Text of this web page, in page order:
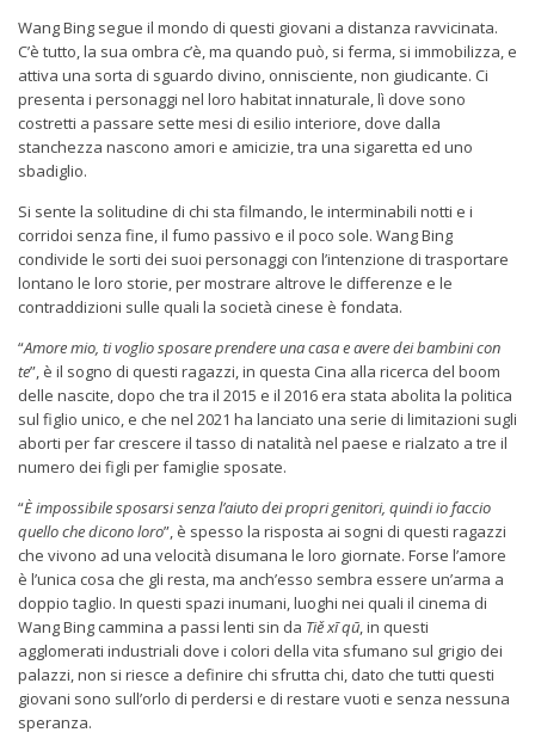
Wang Bing segue il mondo di questi giovani a distanza ravvicinata.
C’è tutto, la sua ombra c’è, ma quando può, si ferma, si immobilizza, e
attiva una sorta di sguardo divino, onnisciente, non giudicante. Ci
presenta i personaggi nel loro habitat innaturale, lì dove sono
costretti a passare sette mesi di esilio interiore, dove dalla
stanchezza nascono amori e amicizie, tra una sigaretta ed uno
sbadiglio.
Si sente la solitudine di chi sta filmando, le interminabili notti e i
corridoi senza fine, il fumo passivo e il poco sole. Wang Bing
condivide le sorti dei suoi personaggi con l’intenzione di trasportare
lontano le loro storie, per mostrare altrove le differenze e le
contraddizioni sulle quali la società cinese è fondata.
“Amore mio, ti voglio sposare prendere una casa e avere dei bambini con
te”, è il sogno di questi ragazzi, in questa Cina alla ricerca del boom
delle nascite, dopo che tra il 2015 e il 2016 era stata abolita la politica
sul figlio unico, e che nel 2021 ha lanciato una serie di limitazioni sugli
aborti per far crescere il tasso di natalità nel paese e rialzato a tre il
numero dei figli per famiglie sposate.
“È impossibile sposarsi senza l’aiuto dei propri genitori, quindi io faccio
quello che dicono loro”, è spesso la risposta ai sogni di questi ragazzi
che vivono ad una velocità disumana le loro giornate. Forse l’amore
è l’unica cosa che gli resta, ma anch’esso sembra essere un’arma a
doppio taglio. In questi spazi inumani, luoghi nei quali il cinema di
Wang Bing cammina a passi lenti sin da Tiě xī qū, in questi
agglomerati industriali dove i colori della vita sfumano sul grigio dei
palazzi, non si riesce a definire chi sfrutta chi, dato che tutti questi
giovani sono sull’orlo di perdersi e di restare vuoti e senza nessuna
speranza.